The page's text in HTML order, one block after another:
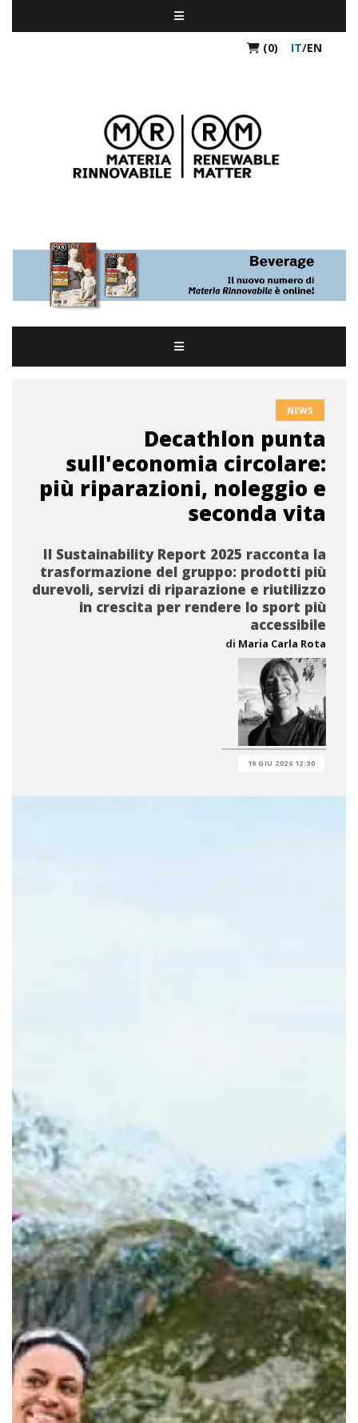
(0) IT/EN
NEWS
Decathlon punta
sull'economia circolare:
più riparazioni, noleggio e
seconda vita
Il Sustainability Report 2025 racconta la
trasformazione del gruppo: prodotti più
durevoli, servizi di riparazione e riutilizzo
in crescita per rendere lo sport più
accessibile
di Maria Carla Rota
19 GIU 2026 12:30